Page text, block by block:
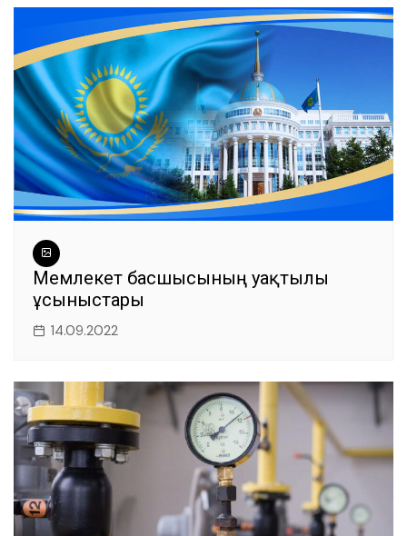
Мемлекет басшысының уақтылы
ұсыныстары
14.09.2022